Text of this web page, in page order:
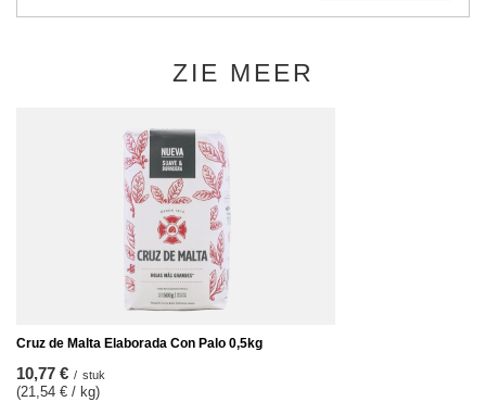
ZIE MEER
Cruz de Malta Elaborada Con Palo 0,5kg
10,77 € / stuk
(21,54 € / kg)